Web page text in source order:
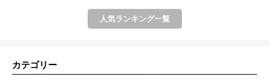
人気ランキング一覧
カテゴリー